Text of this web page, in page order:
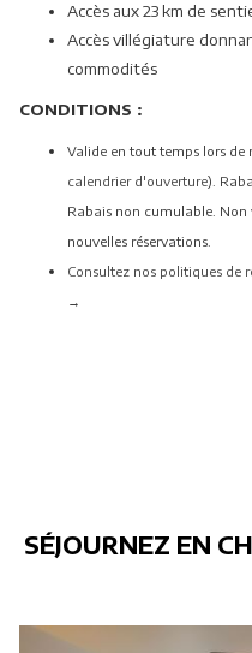
Accès aux 23 km de
Accès villégiature
commodités
CONDITIONS :
Valide en tout temps lors de
calendrier d'ouverture).
Rabais non cumulable. Non
nouvelles réservations.
Consultez nos politiques de
→
SÉJOURNEZ EN